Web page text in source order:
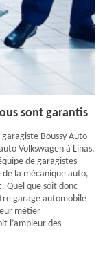
sont garantis
garagiste Boussy Auto
Volkswagen à Linas,
de garagistes
de la mécanique auto,
Quel que soit donc
garage automobile
métier
l’ampleur des